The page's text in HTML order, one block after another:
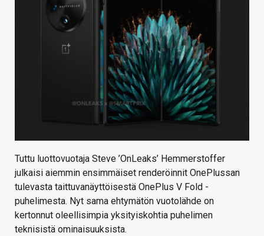
Tuttu luottovuotaja Steve ’OnLeaks’ Hemmerstoffer
julkaisi aiemmin ensimmäiset renderöinnit OnePlussan
tulevasta taittuvanäyttöisestä OnePlus V Fold -
puhelimesta. Nyt sama ehtymätön vuotolähde on
kertonnut oleellisimpia yksityiskohtia puhelimen
teknisistä ominaisuuksista.